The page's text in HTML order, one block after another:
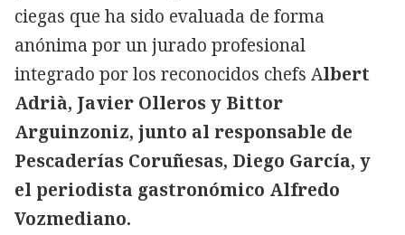
ciegas que ha sido evaluada de forma
anónima por un jurado profesional
integrado por los reconocidos chefs Albert
Adrià, Javier Olleros y Bittor
Arguinzoniz, junto al responsable de
Pescaderías Coruñesas, Diego García, y
el periodista gastronómico Alfredo
Vozmediano.